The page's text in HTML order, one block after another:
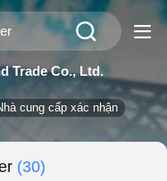
Trade Co., Ltd.
cung cấp xác nhận
(30)